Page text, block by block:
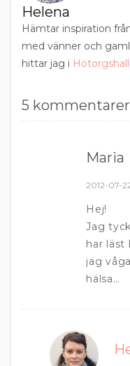
Helena
Hämtar inspiration
med vänner och
hittar jag i
5 kommentarer
Maria
2012-07-
Hej!
Jag
har läst
jag
hälsa…